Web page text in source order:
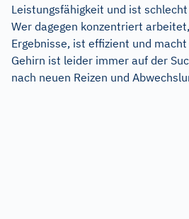
Leistungsfähigkeit und ist
Wer dagegen konzentriert
Ergebnisse, ist effizient und
Gehirn ist leider immer auf der
nach neuen Reizen und